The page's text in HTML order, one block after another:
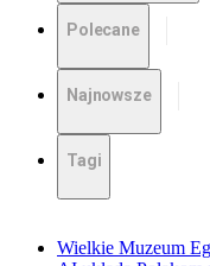
Polecane
Najnowsze
Tagi
Wielkie Muzeum